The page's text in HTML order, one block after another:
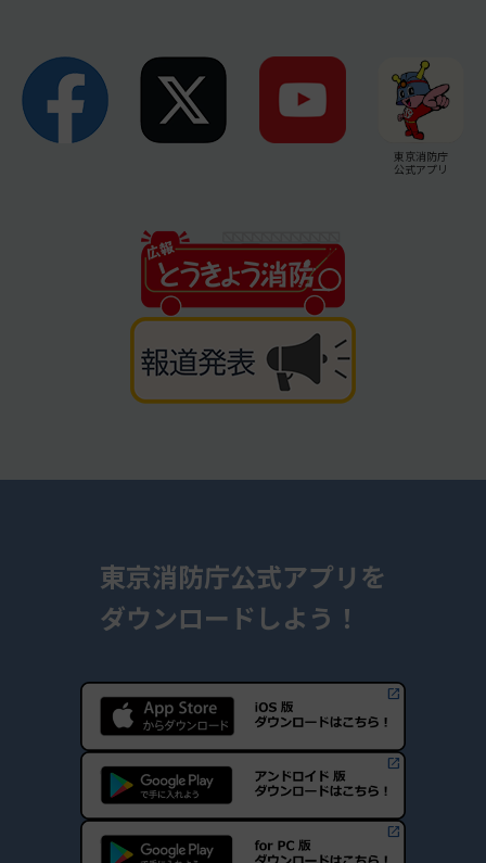
東京消防庁
公式アプリ
東京消防庁公式アプリを
ダウンロードしよう！